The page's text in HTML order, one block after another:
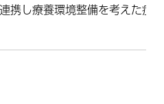
携し療養環境整備を考えた症